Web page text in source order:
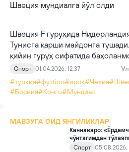
Швеция F гуруҳида
Тунисга қарши майдонга
қийин гуруҳ сифатида
Спорт 01.04.2026, 12:37
#туркия#футбол#ироқ#Чехия
#Босния#Конго#Мундиал
МАВЗУГА ОИД ЯНГИЛИКЛАР
Каннаваро:
чўнтагимдан
Спорт 05.08.2026,